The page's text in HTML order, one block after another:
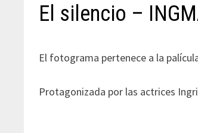
El silencio –
El fotograma pertenece a la
Protagonizada por las actrices